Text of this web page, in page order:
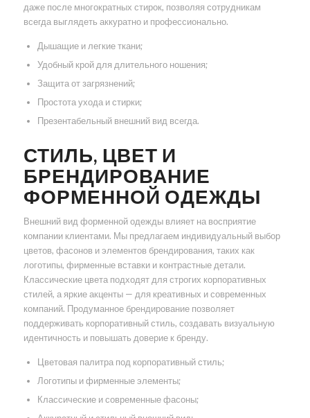
даже после многократных стирок, позволяя сотрудникам
всегда выглядеть аккуратно и профессионально.
Дышащие и легкие ткани;
Удобный крой для длительного ношения;
Защита от загрязнений;
Простота ухода и стирки;
Презентабельный внешний вид всегда.
СТИЛЬ, ЦВЕТ И
БРЕНДИРОВАНИЕ
ФОРМЕННОЙ ОДЕЖДЫ
Внешний вид форменной одежды влияет на восприятие
компании клиентами. Мы предлагаем индивидуальный выбор
цветов, фасонов и элементов брендирования, таких как
логотипы, фирменные вставки и контрастные детали.
Классические цвета подходят для строгих корпоративных
стилей, а яркие акценты — для креативных и современных
компаний. Продуманное брендирование позволяет
поддерживать корпоративный стиль, создавать визуальную
идентичность и повышать доверие к бренду.
Цветовая палитра под корпоративный стиль;
Логотипы и фирменные элементы;
Классические и современные фасоны;